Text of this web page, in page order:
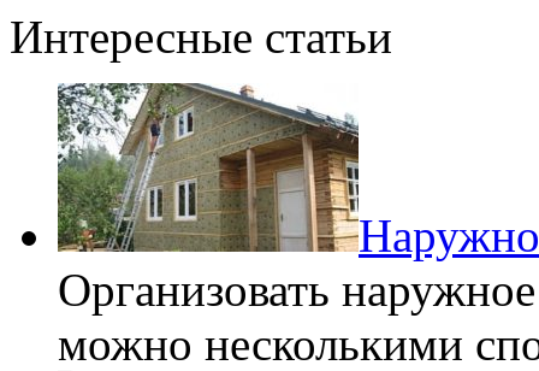
Интересные статьи
Организовать
можно несколькими